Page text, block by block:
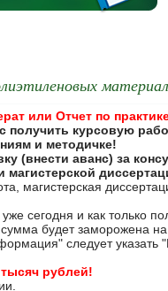
или Отчет по
курсовую
и методичке!
(внести аванс) за
магистерская
сегодня и как только
будет заморожена
следует указать
рублей!